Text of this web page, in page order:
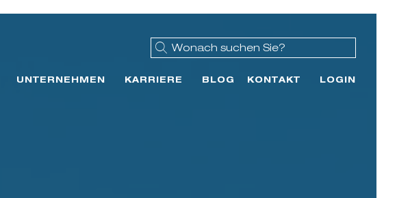
UNTERNEHMEN KARRIERE BLOG KONTAKT LOGIN